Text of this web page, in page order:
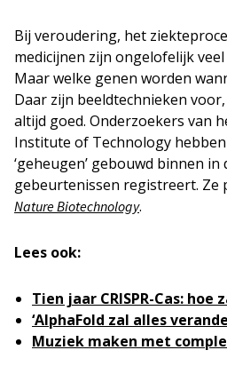
Bij veroudering, het
medicijnen zijn ongelofelijk
Maar welke genen worden
Daar zijn beeldtechnieken
altijd goed. Onderzoekers van
Institute of Technology
‘geheugen’ gebouwd binnen in
gebeurtenissen registreert. Ze
Nature Biotechnology.
Lees ook:
Tien jaar CRISPR-Cas:
‘AlphaFold zal alles
Muziek maken met